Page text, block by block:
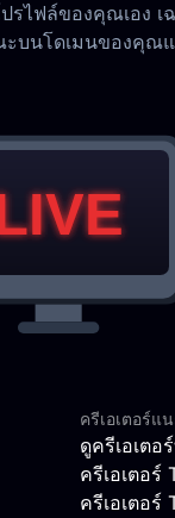
ปรไฟล์ของคุณเอง
ะบนโดเมนของคุ
ครีเอเตอร์แ
ดูครีเอเตอ
ครีเอเตอร์
ครีเอเตอร์